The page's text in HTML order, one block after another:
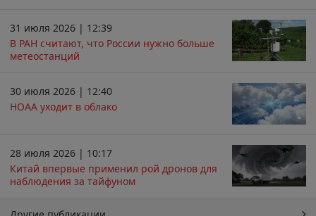
31 июля 2026 | 12:39
В РАН считают, что России нужно больше
метеостанций
30 июля 2026 | 12:40
НОАА уходит в облако
28 июля 2026 | 10:17
Китай впервые применил рой дронов для
наблюдения за тайфуном